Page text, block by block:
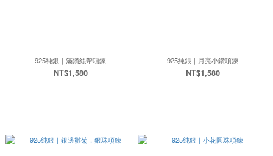
925純銀｜滿鑽絲帶項鍊
NT$1,580
925純銀｜月亮小鑽項鍊
NT$1,580